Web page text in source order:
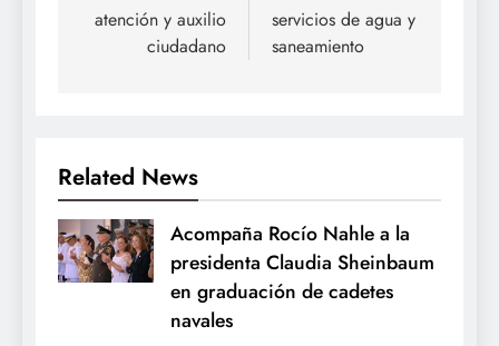
atención y auxilio
ciudadano
servicios de agua y
saneamiento
Related News
Acompaña Rocío Nahle a la
presidenta Claudia Sheinbaum
en graduación de cadetes
navales